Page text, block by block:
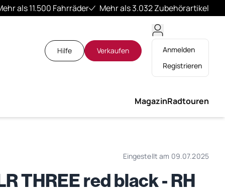
als 11.500 Fahrräder Mehr als 3.032 Zubehörartikel
Hilfe Verkaufen
Anmelden
Registrieren
MagazinRadtouren
Eingestellt am 09.07.2025
THREE red black - RH